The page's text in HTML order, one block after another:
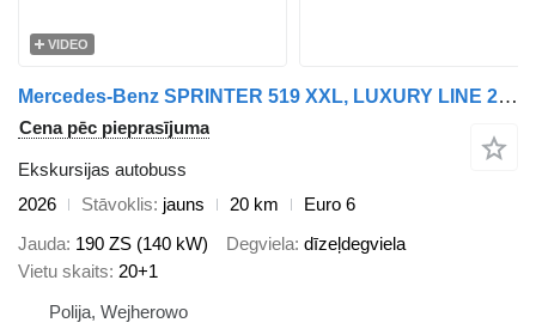
VIDEO
Mercedes-Benz SPRINTER 519 XXL, LUXURY LINE 20+1 !
Cena pēc pieprasījuma
Ekskursijas autobuss
2026
Stāvoklis jauns 20 km
Euro 6
Jauda 190 ZS (140 kW) Degviela dīzeļdegviela
Vietu skaits 20+1
Polija, Wejherowo